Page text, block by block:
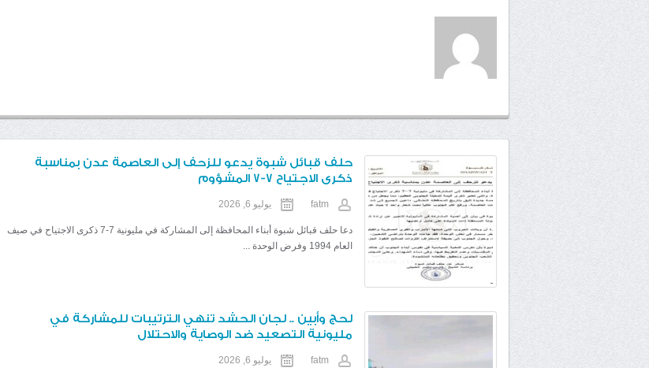
حلف قبائل شبوة يدعو للزحف إلى العاصمة عدن بمناسبة
ذكرى الاجتياح 7-7 المشؤوم
fatm يوليو 6, 2026
دعا حلف قبائل شبوة أبناء المحافظة إلى المشاركة في مليونية 7-7 ذكرى الاجتياح في صيف
العام 1994 وفرض الوحدة ...
لحج وأبين .. لجان الحشد تنهي الترتيبات للمشاركة في
مليونية التصعيد ضد الوصاية والاحتلال
fatm يوليو 6, 2026